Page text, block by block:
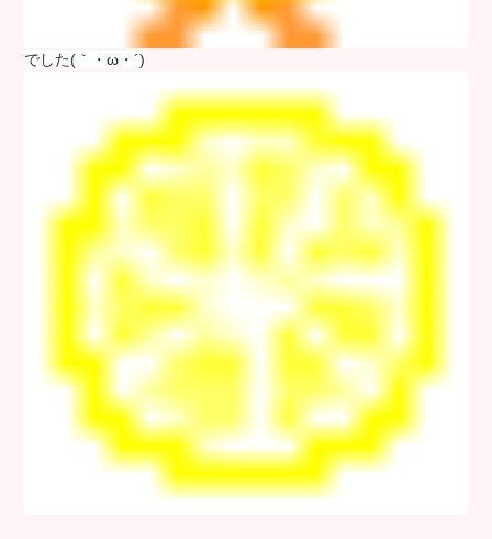
でした(｀・ω・´)